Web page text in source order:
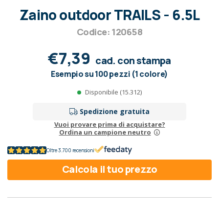
Zaino outdoor TRAILS - 6.5L
Codice: 120658
€7,39 cad. con stampa
Esempio su 100 pezzi (1 colore)
Disponibile (15.312)
Spedizione gratuita
Vuoi provare prima di acquistare?
Ordina un campione neutro
Oltre 3.700 recensioni
Calcola il tuo prezzo